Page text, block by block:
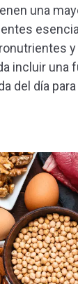
una
y
incluir una
del día